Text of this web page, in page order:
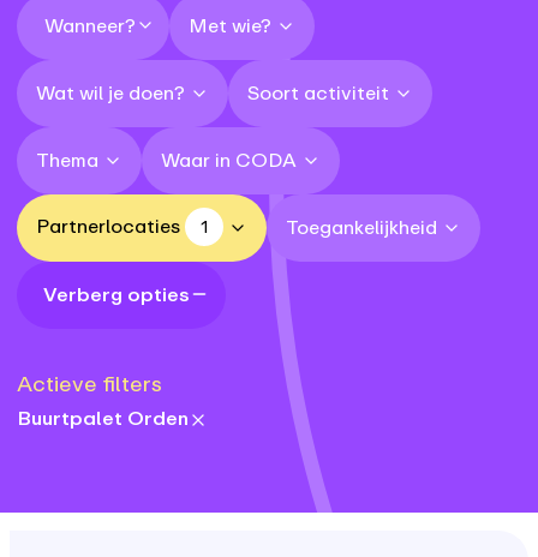
Wanneer? Met wie?
Wat wil je doen? Soort activiteit
Thema Waar in CODA
Partnerlocaties 1 Toegankelijkheid
Verberg opties
Actieve filters
locations:
Buurtpalet Orden